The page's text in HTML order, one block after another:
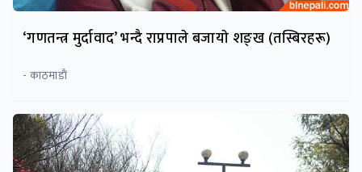
‘गणतन्त्र मुर्दावाद’ भन्दै राप्रपाले बजायाे शङ्ख (तस्बिरहरू)
- काठमाडाैं